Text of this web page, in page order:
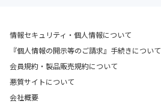
情報セキュリティ・個人情報について
『個人情報の開示等のご請求』手続きについて
会員規約・製品販売規約について
悪質サイトについて
会社概要